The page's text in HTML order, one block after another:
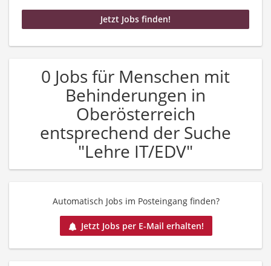
0 Jobs für Menschen mit
Behinderungen in
Oberösterreich
entsprechend der Suche
"Lehre IT/EDV"
Automatisch Jobs im Posteingang finden?
Jetzt Jobs per E-Mail erhalten!